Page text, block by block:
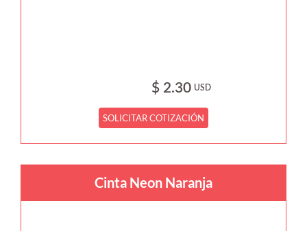
$ 2.30 USD
SOLICITAR COTIZACIÓN
Cinta Neon Naranja